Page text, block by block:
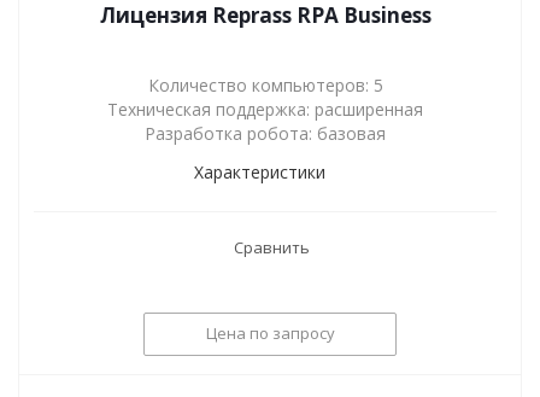
Лицензия Reprass RPA Business
Количество компьютеров: 5
Техническая поддержка: расширенная
Разработка робота: базовая
Характеристики
Сравнить
Цена по запросу